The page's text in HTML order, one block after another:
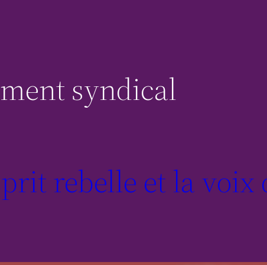
syndical
rebelle et la voix